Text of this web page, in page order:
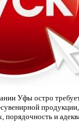
Уфы остро
и